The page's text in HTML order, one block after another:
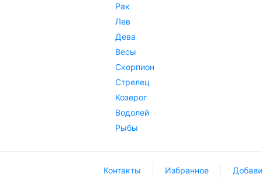
Рак
Лев
Дева
Весы
Скорпион
Стрелец
Козерог
Водолей
Рыбы
Контакты Избранное